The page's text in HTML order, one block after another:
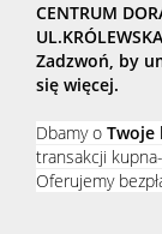
CENTRUM
Zadzwoń, by
się więcej.
Dbamy o Twoje
transakcji
Oferujemy